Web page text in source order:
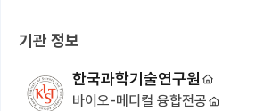
기관 정보
한국과학기술연구원
바이오-메디컬 융합전공